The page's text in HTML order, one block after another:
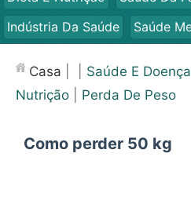
Indústria Da Saúde
Saúde
Saúde
Casa Saúde E Doença
Nutrição
Perda De Peso
Como perder 50 kg